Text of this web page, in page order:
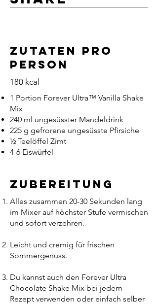
ZUtaten pro
PersoN
180 kcal
1 Portion Forever Ultra™ Vanilla Shake
Mix
240 ml ungesüsster Mandeldrink
225 g gefrorene ungesüsste Pfirsiche
½ Teelöffel Zimt
4-6 Eiswürfel
Zubereitung
Alles zusammen 20-30 Sekunden lang
im Mixer auf höchster Stufe vermischen
und sofort verzehren.
Leicht und cremig für frischen
Sommergenuss.
Du kannst auch den Forever Ultra
Chocolate Shake Mix bei jedem
Rezept verwenden oder einfach selber